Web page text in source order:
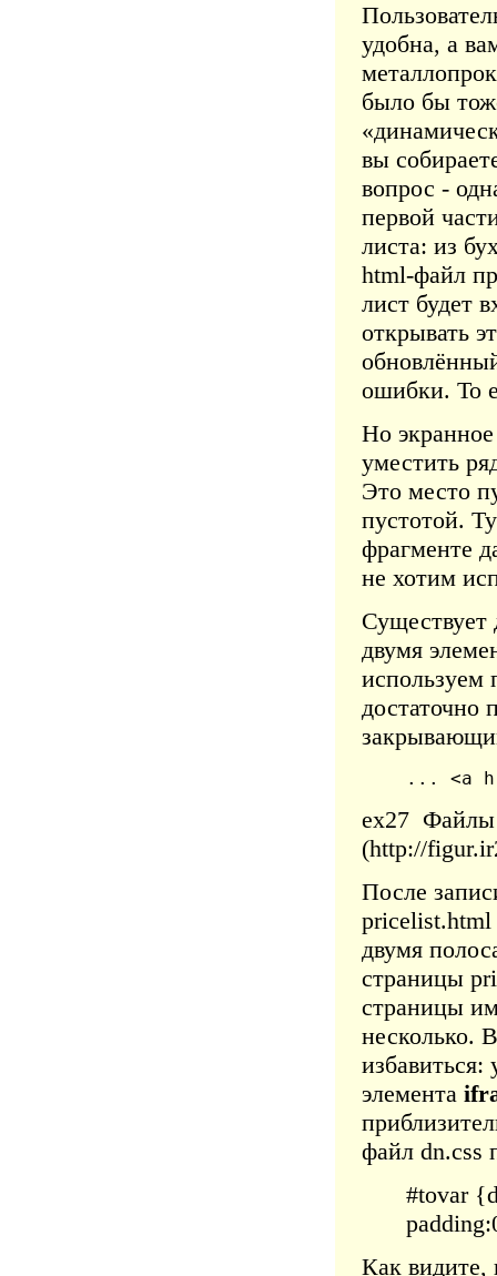
удобна, а
было бы
вы
вопрос -
первой
листа: из
html-файл
лист будет
открывать
ошибки. То
Но
уместить
Это место
пустотой.
фрагменте
не хотим
Существует
двумя
используем
достаточно
... <a
ex27Файлы
(http://
После
pricelist.html
двумя
страницы
страницы
несколько.
элемента
файл dn.css
#tovar
Как